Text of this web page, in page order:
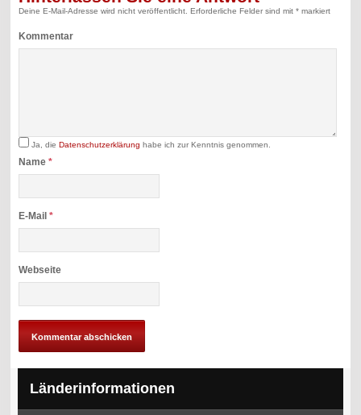
Deine E-Mail-Adresse wird nicht veröffentlicht. Erforderliche Felder sind mit* markiert
Kommentar
Ja, dieDatenschutzerklärung habe ich zur Kenntnis genommen.
Name*
E-Mail*
Webseite
Länderinformationen